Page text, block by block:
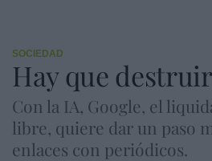
SOCIEDAD
Hay que
Con la IA, Google, el
libre, quiere dar un paso
enlaces con periódicos.